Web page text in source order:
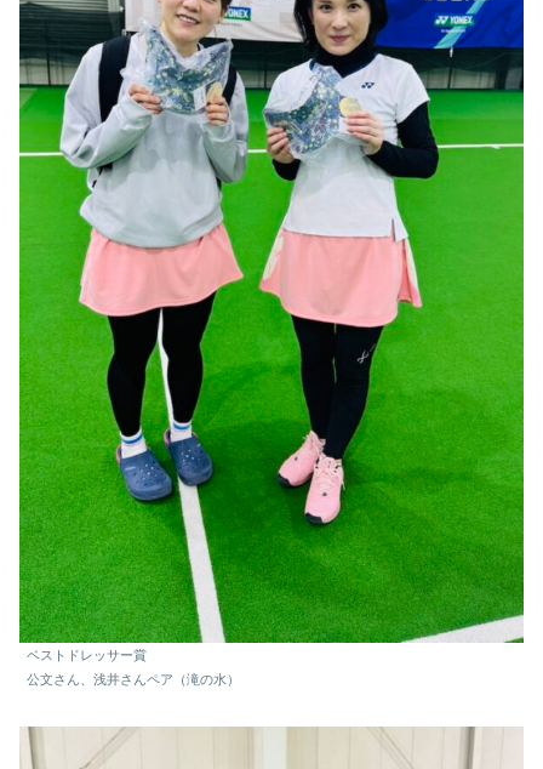
ベストドレッサー賞
公文さん、浅井さんペア（滝の水）